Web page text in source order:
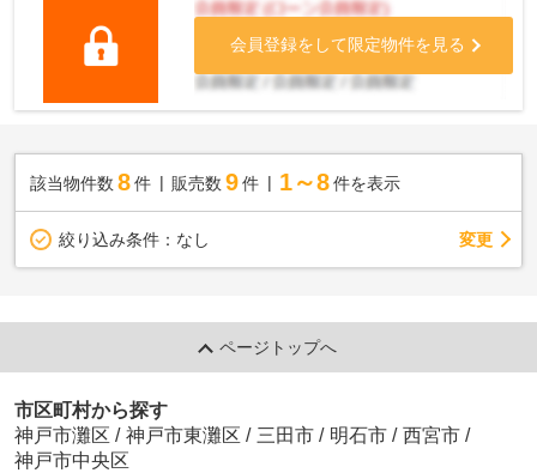
会員登録をして限定物件を見る
該当物件数 8件 販売数 9 件 1～8 件を表示
絞り込み条件： なし 変更
ページトップへ
市区町村から探す
神戸市灘区 / 神戸市東灘区 / 三田市 / 明石市 / 西宮市 /
神戸市中央区